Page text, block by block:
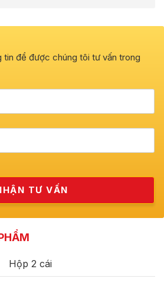
tin để được chúng tôi tư vấn trong
Hộp 2 cái